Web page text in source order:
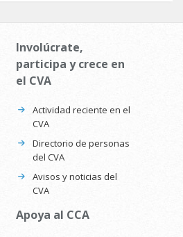
Involúcrate,
participa y crece en
el CVA
Actividad reciente en el
CVA
Directorio de personas
del CVA
Avisos y noticias del
CVA
Apoya al CCA